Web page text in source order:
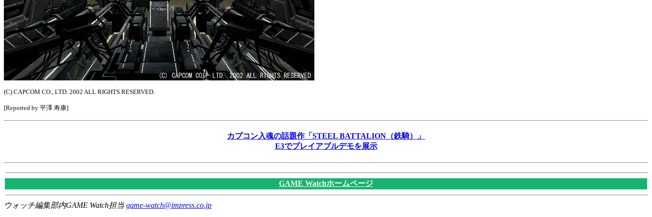
(C) CAPCOM CO., LTD. 2002 ALL RIGHTS RESERVED.
[Reported by 平澤 寿康]
カプコン入魂の話題作「STEEL BATTALION（鉄騎）」
E3でプレイアブルデモを展示
GAME Watchホームページ
ウォッチ編集部内GAME Watch担当 game-watch@impress.co.jp